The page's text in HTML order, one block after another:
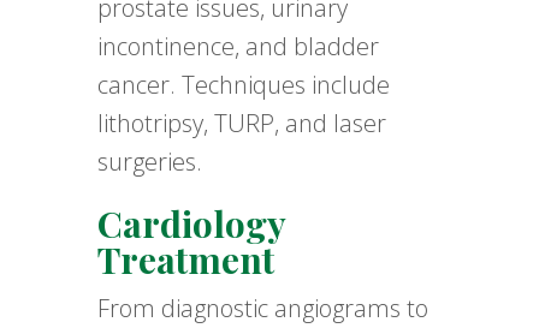
prostate issues, urinary
incontinence, and bladder
cancer. Techniques include
lithotripsy, TURP, and laser
surgeries.
Cardiology
Treatment
From diagnostic angiograms to